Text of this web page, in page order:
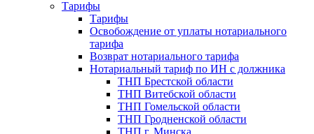
Тарифы
Тарифы
Освобождение от уплаты нотариального
тарифа
Возврат нотариального тарифа
Нотариальный тариф по ИН с должника
ТНП Брестской области
ТНП Витебской области
ТНП Гомельской области
ТНП Гродненской области